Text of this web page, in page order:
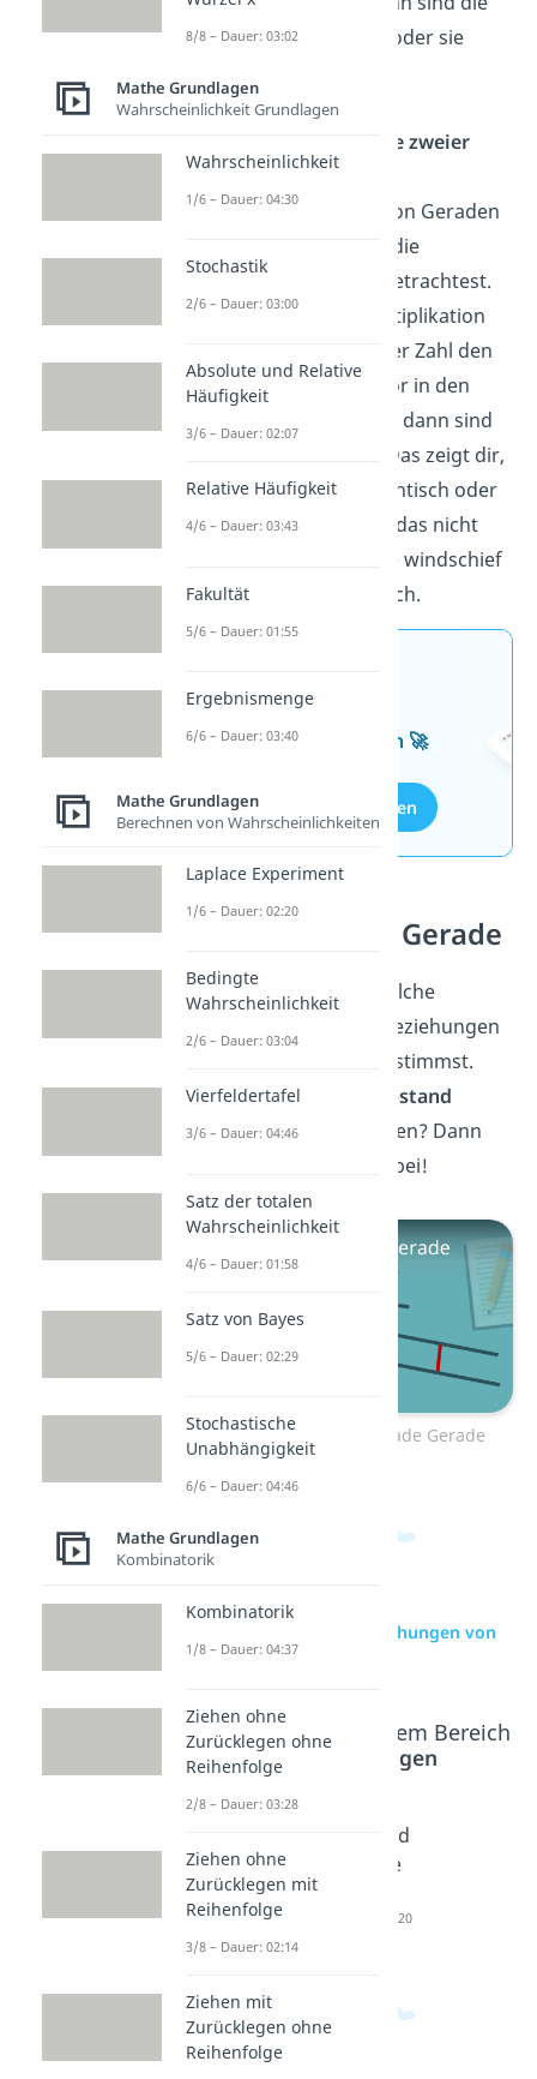
Geraden windschief oder sie
Wie kann ich die Lage zweier
Geraden erkennen?
Du kannst die Lage von Geraden
erkennen, indem du die
Richtungsvektoren betrachtest.
Kannst du durch Multiplikation
oder Division mit einer Zahl den
einen Richtungsvektor in den
anderen umwandeln, dann sind
sie linear abhängig. Das zeigt dir,
dass die Geraden identisch oder
echt parallel sind. Ist das nicht
der Fall, dann sind sie windschief
oder sie schneiden sich.
Wissen mit unseren
kostenlosen Aufgaben 🚀
Aufgaben entdecken
Abstand Gerade Gerade
Super! Du weißt jetzt, welche
unterschiedlichen Lagebeziehungen
es gibt und wie du sie bestimmst.
Möchtest du jetzt den
Abstand
zweier Geraden
berechnen? Dann
dazu vorbei!
Zum Video: Abstand Gerade Gerade
zur Videoseite: Lagebeziehungen von
Geraden
Beliebte Inhalte aus dem Bereich
Mathe Grundlagen
Gerade
Gerade
Dauer: 04:53
Punkt
Ebene
Dauer: 04:15
Abstand
Gerade
Dauer: 04:20
8/8 – Dauer: 03:02
Mathe Grundlagen
Wahrscheinlichkeit Grundlagen
Wahrscheinlichkeit
1/6 – Dauer: 04:30
Stochastik
2/6 – Dauer: 03:00
Absolute und Relative
Häufigkeit
3/6 – Dauer: 02:07
Relative Häufigkeit
4/6 – Dauer: 03:43
Fakultät
5/6 – Dauer: 01:55
Ergebnismenge
6/6 – Dauer: 03:40
Mathe Grundlagen
Berechnen von Wahrscheinlichkeiten
Laplace Experiment
1/6 – Dauer: 02:20
Bedingte
Wahrscheinlichkeit
2/6 – Dauer: 03:04
Vierfeldertafel
3/6 – Dauer: 04:46
Satz der totalen
Wahrscheinlichkeit
4/6 – Dauer: 01:58
Satz von Bayes
5/6 – Dauer: 02:29
Stochastische
Unabhängigkeit
6/6 – Dauer: 04:46
Mathe Grundlagen
Kombinatorik
Kombinatorik
1/8 – Dauer: 04:37
Ziehen ohne
Zurücklegen ohne
Reihenfolge
2/8 – Dauer: 03:28
Ziehen ohne
Zurücklegen mit
Reihenfolge
3/8 – Dauer: 02:14
Ziehen mit
Zurücklegen ohne
Reihenfolge